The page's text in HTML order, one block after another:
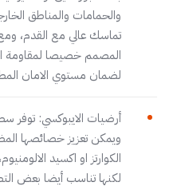
والحمامات والمناطق
تماسك عالي مع القدم،
المصمم خصيصا لمقاومة
لضمان مستوي الامان
أرضيات الايبوكسي: توفر
ويمكن تعزيز خصائصها
الكوارتز او اكسيد
لكنها تناسب أيضا بعض